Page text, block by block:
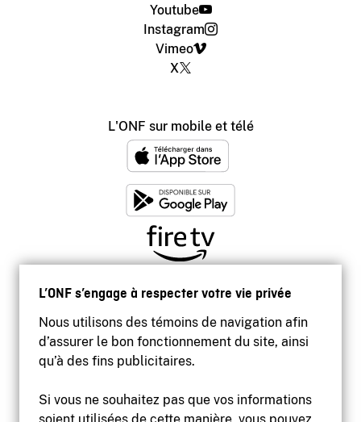
L’ONF s’engage à respecter votre vie privée
Nous utilisons des témoins de navigation afin
d’assurer le bon fonctionnement du site, ainsi
qu’à des fins publicitaires.
Si vous ne souhaitez pas que vos informations
Youtube
Instagram
Vimeo
X
L'ONF sur mobile et télé